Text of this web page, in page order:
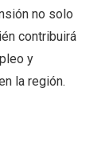
no solo
contribuirá
y
la región.